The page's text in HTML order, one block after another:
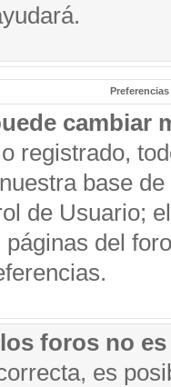
cambiar
registrado,
base
de Usuario;
del
foros no
es